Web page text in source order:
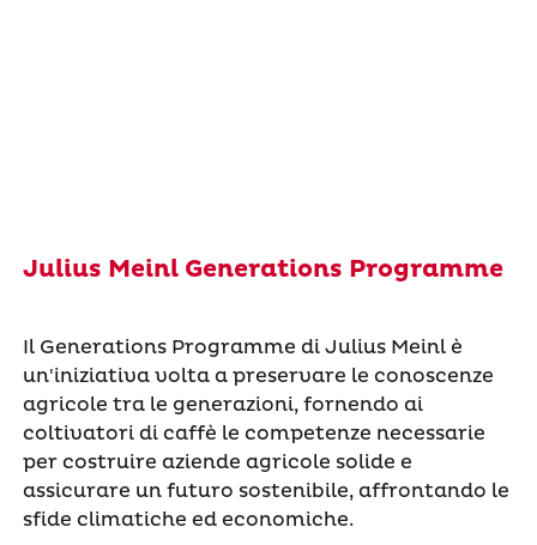
Julius Meinl Generations Programme
Il Generations Programme di Julius Meinl è
un'iniziativa volta a preservare le conoscenze
agricole tra le generazioni, fornendo ai
coltivatori di caffè le competenze necessarie
per costruire aziende agricole solide e
assicurare un futuro sostenibile, affrontando le
sfide climatiche ed economiche.